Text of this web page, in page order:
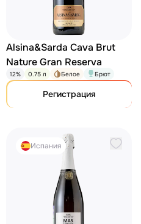
Alsina&Sarda Cava Brut
Nature Gran Reserva
12% 0.75 л Белое Брют
Регистрация
Испания